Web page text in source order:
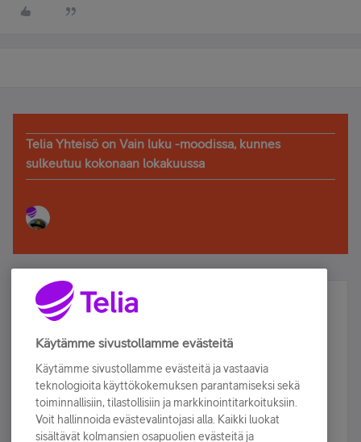
Telia Yhteisö on Vain luku -moodissa, kunnes
sulkeutuu kokonaan lokakuussa
Älä jää paitsi – osallistu ja voita!
Tilaa Telian uutiskirje ja olet mukana arvonnassa.
sähköpostiisi.
Tilaa nyt
Käytämme sivustollamme evästeitä
Käytämme sivustollamme evästeitä ja vastaavia
teknologioita käyttökokemuksen parantamiseksi sekä
toiminnallisiin, tilastollisiin ja markkinointitarkoituksiin.
Voit hallinnoida evästevalintojasi alla. Kaikki luokat
sisältävät kolmansien osapuolien evästeitä ja